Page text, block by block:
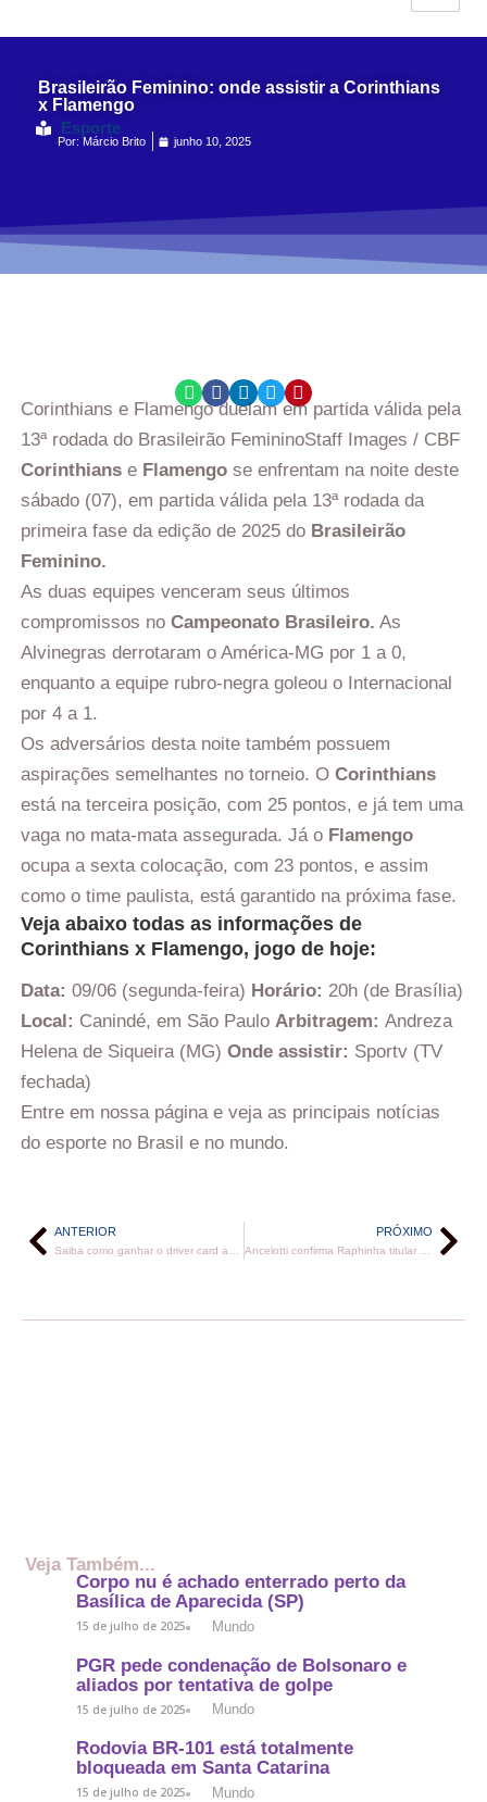
Brasileirão Feminino: onde assistir a Corinthians
x Flamengo
Esporte
Por: Márcio Brito junho 10, 2025
Corinthians e Flamengo duelam em partida válida pela
13ª rodada do Brasileirão FemininoStaff Images / CBF
Corinthians e Flamengo se enfrentam na noite deste
sábado (07), em partida válida pela 13ª rodada da
primeira fase da edição de 2025 do Brasileirão
Feminino.
As duas equipes venceram seus últimos
compromissos no Campeonato Brasileiro. As
Alvinegras derrotaram o América-MG por 1 a 0,
enquanto a equipe rubro-negra goleou o Internacional
por 4 a 1.
Os adversários desta noite também possuem
aspirações semelhantes no torneio. O Corinthians
está na terceira posição, com 25 pontos, e já tem uma
vaga no mata-mata assegurada. Já o Flamengo
ocupa a sexta colocação, com 23 pontos, e assim
como o time paulista, está garantido na próxima fase.
Veja abaixo todas as informações de
Corinthians x Flamengo, jogo de hoje:
Data: 09/06 (segunda-feira) Horário: 20h (de Brasília)
Local: Canindé, em São Paulo Arbitragem: Andreza
Helena de Siqueira (MG) Onde assistir: Sportv (TV
fechada)
Entre em nossa página e veja as principais notícias
do esporte no Brasil e no mundo.
ANTERIOR
Saiba como ganhar o driver card autografado do seu piloto de F1
PRÓXIMO
Ancelotti confirma Raphinha titular e quer vitória como presente
Veja Também...
Corpo nu é achado enterrado perto da
Basílica de Aparecida (SP)
15 de julho de 2025 Mundo
PGR pede condenação de Bolsonaro e
aliados por tentativa de golpe
15 de julho de 2025 Mundo
Rodovia BR-101 está totalmente
bloqueada em Santa Catarina
15 de julho de 2025 Mundo